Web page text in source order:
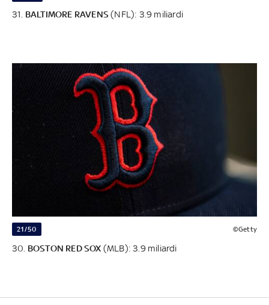
31. BALTIMORE RAVENS(NFL): 3.9 miliardi
21/50 ©Getty
30. BOSTON RED SOX (MLB): 3.9 miliardi